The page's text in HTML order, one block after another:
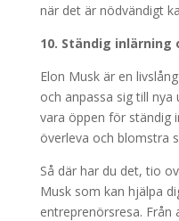
när det är nödvändigt
10. Ständig inlärning
Elon Musk är en
och anpassa sig till
vara öppen för ständig
överleva och blomstra
Så där har du det, tio
Musk som kan hjälpa
entreprenörsresa.